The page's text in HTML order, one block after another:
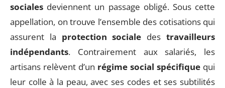
sociales deviennent un passage obligé. Sous cette
appellation, on trouve l’ensemble des cotisations qui
assurent la protection sociale destravailleurs
indépendants. Contrairement aux salariés, les
artisans relèvent d’un régime social spécifique qui
leur colle à la peau, avec ses codes et ses subtilités